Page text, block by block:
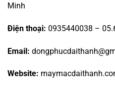
Minh
Điện thoại: 0935440038 –
Email:
Website: